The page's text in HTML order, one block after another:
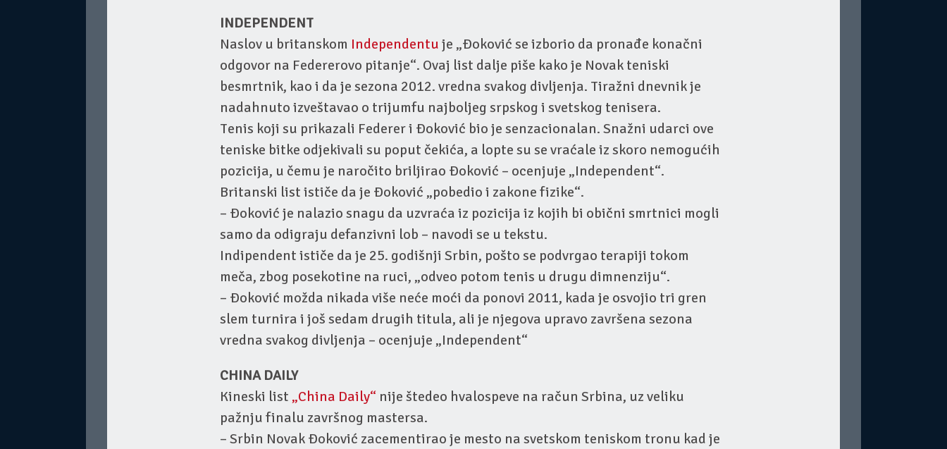
INDEPENDENT
Naslov u britanskom Independentu je „Đoković se izborio da pronađe konačni
odgovor na Federerovo pitanje“. Ovaj list dalje piše kako je Novak teniski
besmrtnik, kao i da je sezona 2012. vredna svakog divljenja. Tiražni dnevnik je
nadahnuto izveštavao o trijumfu najboljeg srpskog i svetskog tenisera.
Tenis koji su prikazali Federer i Đoković bio je senzacionalan. Snažni udarci ove
teniske bitke odjekivali su poput čekića, a lopte su se vraćale iz skoro nemogućih
pozicija, u čemu je naročito briljirao Đoković – ocenjuje „Independent“.
Britanski list ističe da je Đoković „pobedio i zakone fizike“.
– Đoković je nalazio snagu da uzvraća iz pozicija iz kojih bi obični smrtnici mogli
samo da odigraju defanzivni lob – navodi se u tekstu.
Indipendent ističe da je 25. godišnji Srbin, pošto se podvrgao terapiji tokom
meča, zbog posekotine na ruci, „odveo potom tenis u drugu dimnenziju“.
– Đoković možda nikada više neće moći da ponovi 2011, kada je osvojio tri gren
slem turnira i još sedam drugih titula, ali je njegova upravo završena sezona
vredna svakog divljenja – ocenjuje „Independent“
CHINA DAILY
Kineski list „China Daily“ nije štedeo hvalospeve na račun Srbina, uz veliku
pažnju finalu završnog mastersa.
– Srbin Novak Đoković zacementirao je mesto na svetskom teniskom tronu kad je